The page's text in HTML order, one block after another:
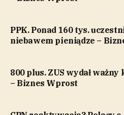
PPK. Ponad 160 tys.
niebawem pieniądze –
800 plus. ZUS wydał
– Biznes Wprost